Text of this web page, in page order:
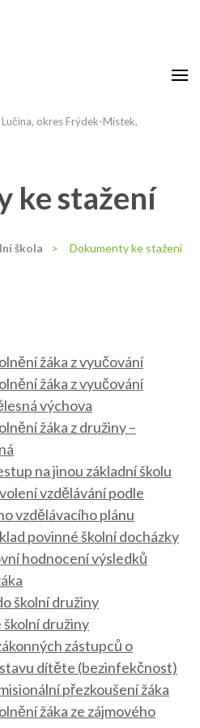
okres Frýdek-Místek,
ke stažení
škola > Dokumenty ke stažení
žáka z vyučování
žáka z vyučování
výchova
žáka z družiny –
na jinou základní školu
vzdělávání podle
vzdělávacího plánu
povinné školní docházky
hodnocení výsledků
školní družiny
školní družiny
zástupců o
dítěte (bezinfekčnost)
přezkoušení žáka
žáka ze zájmového